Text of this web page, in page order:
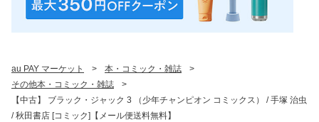
au PAY マーケット > 本・コミック・雑誌
>
その他本・コミック・雑誌
>
【中古】 ブラック・ジャック 3 （少年チャンピオン コミックス） / 手塚 治虫
/ 秋田書店 [コミック]【メール便送料無料】